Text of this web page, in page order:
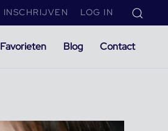
INSCHRIJVEN LOG IN
Favorieten Blog Contact